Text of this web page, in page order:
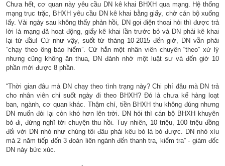
Chưa hết, cơ quan này yêu cầu DN kê khai BHXH qua mạng. Hệ thống
mạng trục trặc, BHXH yêu cầu DN kê khai bằng giấy, chờ cán bộ xuống
lấy. Vài ngày sau không thấy phản hồi, DN gọi điện thoại hỏi thì được trả
lời là mạng đã hoạt động, giấy kê khai lần trước bỏ và DN phải kê khai
lại từ đầu! Cứ như vậy, suốt từ tháng 10-2015 đến giờ, DN vẫn phải
“chạy theo ông bảo hiểm”. Cử hẳn một nhân viên chuyên “theo” xử lý
nhưng cũng không ăn thua, DN đành nhờ một luật sư và đến giờ 10
phần mới được 8 phần.
“Thời gian đâu mà DN chạy theo tình trạng này? Chi phí đâu mà DN trả
cho nhân viên chỉ suốt ngày đi theo BHXH? Đó là chưa kể hàng loạt
ban, ngành, cơ quan khác. Thậm chí, tiền BHXH thu không đúng nhưng
DN muốn đòi lại còn khó hơn lên trời. DN hỏi thì cán bộ BHXH khuyên
bỏ đi, đừng nghĩ tới chuyện thu hồi. Tuy nhiên, 10 triệu, 100 triệu đồng
đối với DN nhỏ như chúng tôi đâu phải kêu bỏ là bỏ được. DN nhỏ xíu
mà 2 năm tiếp đến 3 đoàn liên ngành đến thanh tra, kiểm tra” - giám đốc
DN này bức xúc.